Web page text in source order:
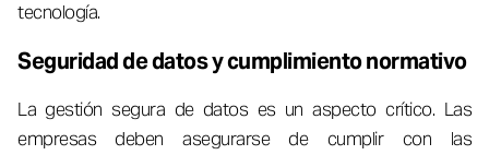
tecnología.
Seguridad de datos y cumplimiento normativo
La gestión segura de datos es un aspecto crítico. Las
empresas deben asegurarse de cumplir con las